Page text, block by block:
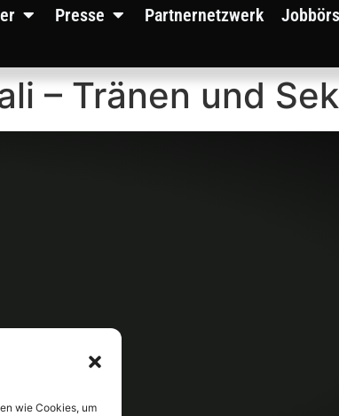
wie Cookies, um
Presse Partnernetzwerk
– Tränen und